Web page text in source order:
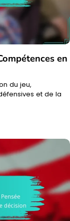
en
du jeu,
et de la